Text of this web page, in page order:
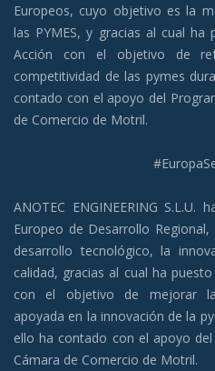
Europeos, cuyo objetivo es la
las PYMES, y gracias al cual
Acción con el objetivo de
competitividad de las pymes
contado con el apoyo del
de Comercio de Motril.
ANOTEC ENGINEERING
Europeo de Desarrollo
desarrollo tecnológico, la
calidad, gracias al cual ha
con el objetivo de mejorar la
apoyada en la innovación de la
ello ha contado con el apoyo
Cámara de Comercio de Motril.